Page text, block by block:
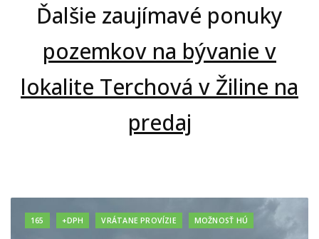
Ďalšie zaujímavé ponuky
pozemkov na bývanie v
lokalite Terchová v Žiline na
predaj
165 +DPH VRÁTANE PROVÍZIE MOŽNOSŤ HÚ